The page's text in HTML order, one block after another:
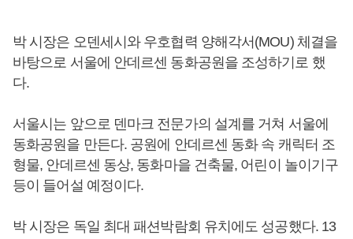
박 시장은 오덴세시와 우호협력 양해각서(MOU) 체결을
바탕으로 서울에 안데르센 동화공원을 조성하기로 했
다.
서울시는 앞으로 덴마크 전문가의 설계를 거쳐 서울에
동화공원을 만든다. 공원에 안데르센 동화 속 캐릭터 조
형물, 안데르센 동상, 동화마을 건축물, 어린이 놀이기구
등이 들어설 예정이다.
박 시장은 독일 최대 패션박람회 유치에도 성공했다. 13